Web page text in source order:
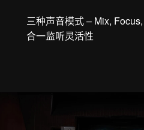
三种声音模式 – Mix,
合一监听灵活性